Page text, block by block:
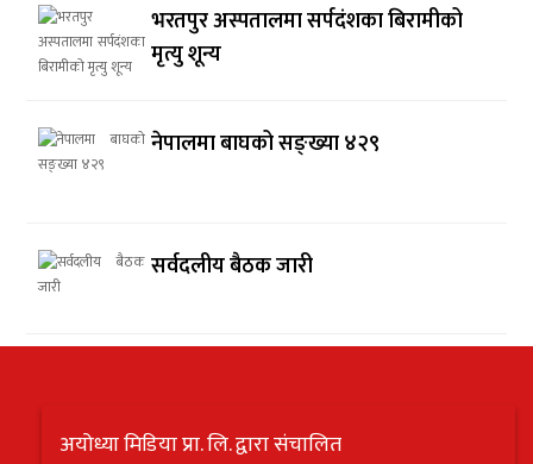
भरतपुर अस्पतालमा सर्पदंशका बिरामीको
मृत्यु शून्य
नेपालमा बाघको सङ्ख्या ४२९
सर्वदलीय बैठक जारी
अयोध्या मिडिया प्रा. लि. द्वारा संचालित